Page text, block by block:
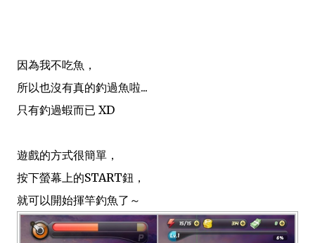
因為我不吃魚，
所以也沒有真的釣過魚啦...
只有釣過蝦而已 XD
遊戲的方式很簡單，
按下螢幕上的START鈕，
就可以開始揮竿釣魚了～